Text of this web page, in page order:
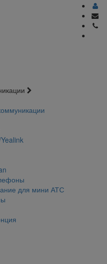
для мини АТС